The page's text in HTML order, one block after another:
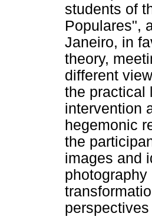
students of
Populares",
Janeiro, in
theory,
different
the practical
intervention
hegemonic
the
images and